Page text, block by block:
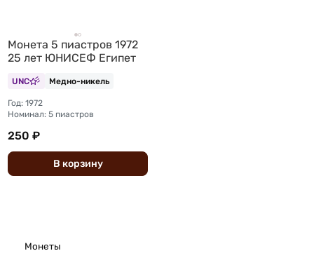
Монеты
Монета 5 пиастров 1972
25 лет ЮНИСЕФ Египет
UNC Медно-никель
Год: 1972
Номинал: 5 пиастров
250 ₽
В корзину